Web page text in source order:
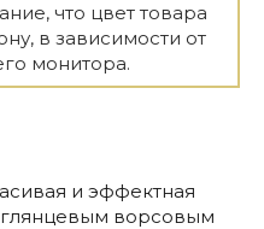
что цвет товара
в зависимости от
монитора.
и эффектная
глянцевым ворсовым